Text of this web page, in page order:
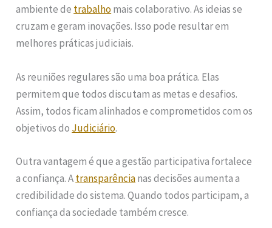
ambiente de trabalhomais colaborativo. As ideias se
cruzam e geram inovações. Isso pode resultar em
melhores práticas judiciais.
As reuniões regulares são uma boa prática. Elas
permitem que todos discutam as metas e desafios.
Assim, todos ficam alinhados e comprometidos com os
objetivos do Judiciário.
Outra vantagem é que a gestão participativa fortalece
a confiança. Atransparêncianas decisões aumenta a
credibilidade do sistema. Quando todos participam, a
confiança da sociedade também cresce.